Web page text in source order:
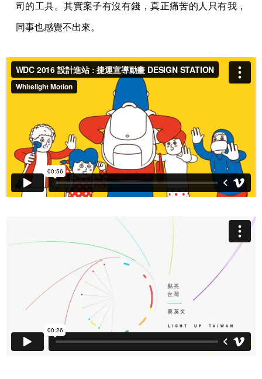
司的工具。其實案子有沒有錢，真正痛苦的人只有我，
同事也感覺不出來。